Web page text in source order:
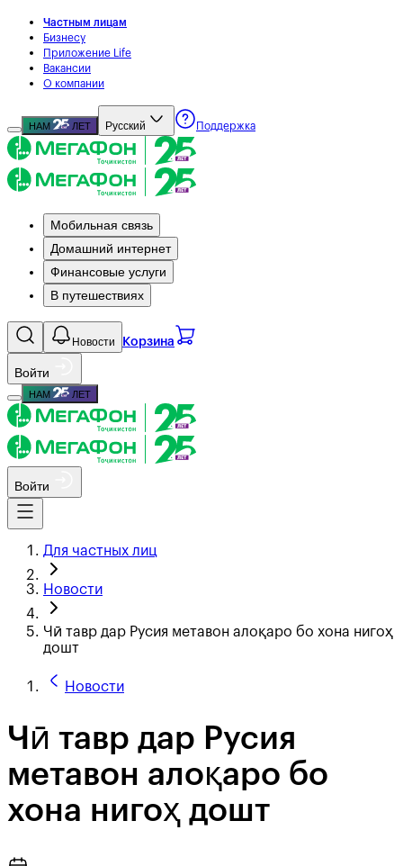
Частным лицам
Бизнесу
Приложение Life
Вакансии
О компании
НАМ ЛЕТ Русский Поддержка
Мобильная связь
Домашний интернет
Финансовые услуги
В путешествиях
Новости Корзина
Войти
НАМ ЛЕТ
Войти
Для частных лиц
Новости
Чӣ тавр дар Русия метавон алоқаро бо хона нигоҳ
дошт
Новости
Чӣ тавр дар Русия
метавон алоқаро бо
хона нигоҳ дошт